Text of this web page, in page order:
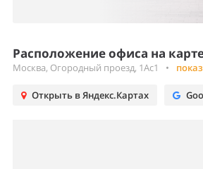
Расположение офиса на
Москва, Огородный проезд, 1Ас1 •
Открыть в Яндекс.Картах